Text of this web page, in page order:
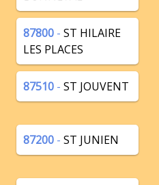
87800 - ST HILAIRE
LES PLACES
87510 - ST JOUVENT
87200 - ST JUNIEN